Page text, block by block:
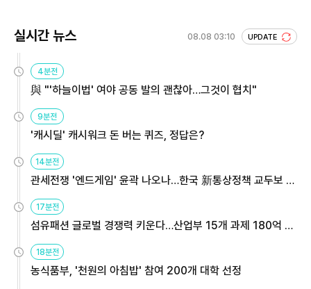
실시간 뉴스 08.08 03:10 UPDATE
4분전
與 "'하늘이법' 여야 공동 발의 괜찮아…그것이 협치"
9분전
'캐시딜' 캐시워크 돈 버는 퀴즈, 정답은?
14분전
관세전쟁 '엔드게임' 윤곽 나오나…한국 新통상정책 교두보 활
17분전
섬유패션 글로벌 경쟁력 키운다…산업부 15개 과제 180억 지
18분전
농식품부, '천원의 아침밥' 참여 200개 대학 선정